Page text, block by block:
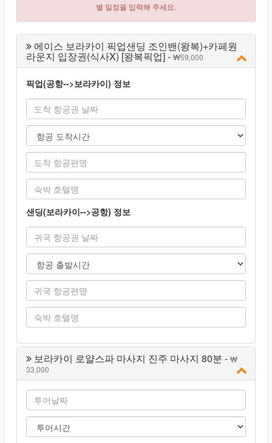
별 일정을 입력해 주세요.
에이스 보라카이 픽업샌딩 조인밴(왕복)+카페원
라운지 입장권(식사X) [왕복픽업] - 59,000
픽업(공항-->보라카이) 정보
샌딩(보라카이-->공항) 정보
보라카이 로얄스파 마사지 진주 마사지 80분 -
33,000